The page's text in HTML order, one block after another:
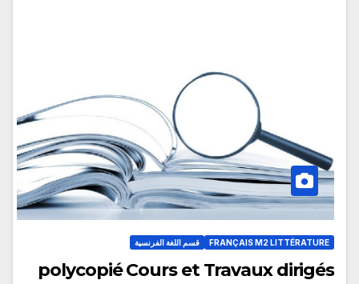
FRANÇAIS M2 LITTÉRATURE قسم اللغة الفرنسية
polycopié Cours et Travaux dirigés